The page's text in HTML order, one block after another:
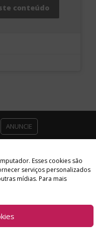
Esses cookies são
serviços personalizados
mídias. Para mais
conteúdo
ANUNCIE
PRIVACIDADE
Pop e Entretenimento